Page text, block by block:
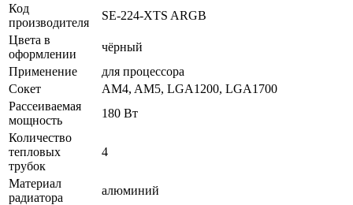
Код
производителя
SE-224-XTS ARGB
Цвета в
оформлении
чёрный
Применение
для процессора
Сокет
AM4, AM5, LGA1200, LGA1700
Рассеиваемая
мощность
180 Вт
Количество
тепловых
трубок
4
Материал
радиатора
алюминий